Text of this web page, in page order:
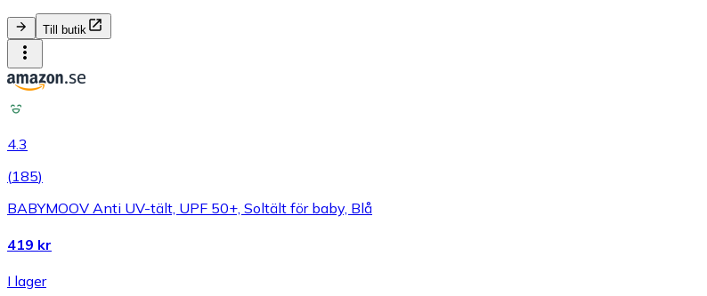
Till butik
4.3
(185)
BABYMOOV Anti UV-tält, UPF 50+, Soltält för baby, Blå
419 kr
I lager